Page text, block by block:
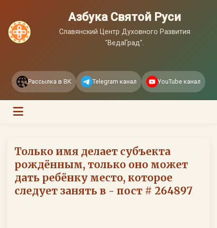
Азбука Святой Руси
Славянский Центр Духовного Развития
"ВедаГрад".
Рассылка в ВК Telegram канал YouTube канал
Только имя делает субъекта
рождённым, только оно может
дать ребёнку место, которое
следует занять в - пост # 264897